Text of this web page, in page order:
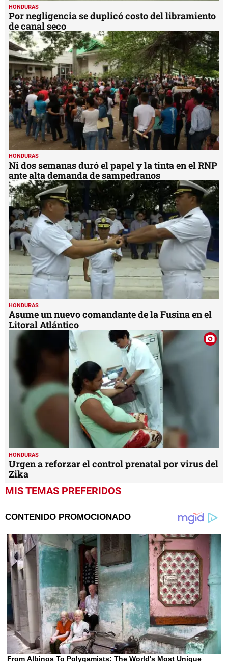
HONDURAS
Por negligencia se duplicó costo del libramiento
de canal seco
HONDURAS
Ni dos semanas duró el papel y la tinta en el RNP
ante alta demanda de sampedranos
HONDURAS
Asume un nuevo comandante de la Fusina en el
Litoral Atlántico
HONDURAS
Urgen a reforzar el control prenatal por virus del
Zika
MIS TEMAS PREFERIDOS